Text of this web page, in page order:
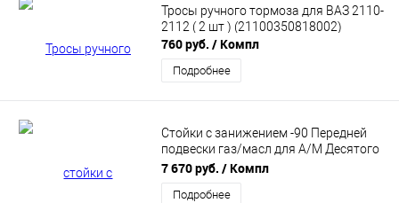
Тросы ручного тормоза для ВАЗ 2110-
2112 ( 2 шт ) (21100350818002)
760 руб. / Компл
Подробнее
Стойки с занижением -90 Передней
подвески газ/масл для A/M Десятого
семейства "Альтернатива"
(АК110.2905.002/003-90)
7 670 руб. / Компл
Подробнее